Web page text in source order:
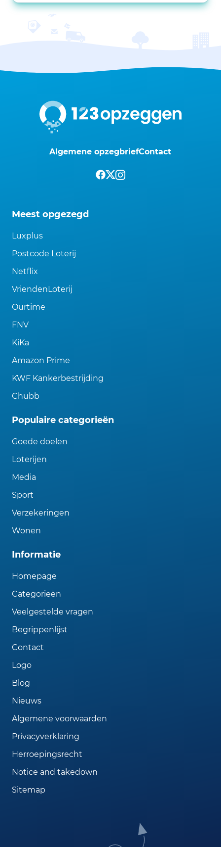
Algemene opzegbriefContact
Meest opgezegd
Luxplus
Postcode Loterij
Netflix
VriendenLoterij
Ourtime
FNV
KiKa
Amazon Prime
KWF Kankerbestrijding
Chubb
Populaire categorieën
Goede doelen
Loterijen
Media
Sport
Verzekeringen
Wonen
Informatie
Homepage
Categorieën
Veelgestelde vragen
Begrippenlijst
Contact
Logo
Blog
Nieuws
Algemene voorwaarden
Privacyverklaring
Herroepingsrecht
Notice and takedown
Sitemap